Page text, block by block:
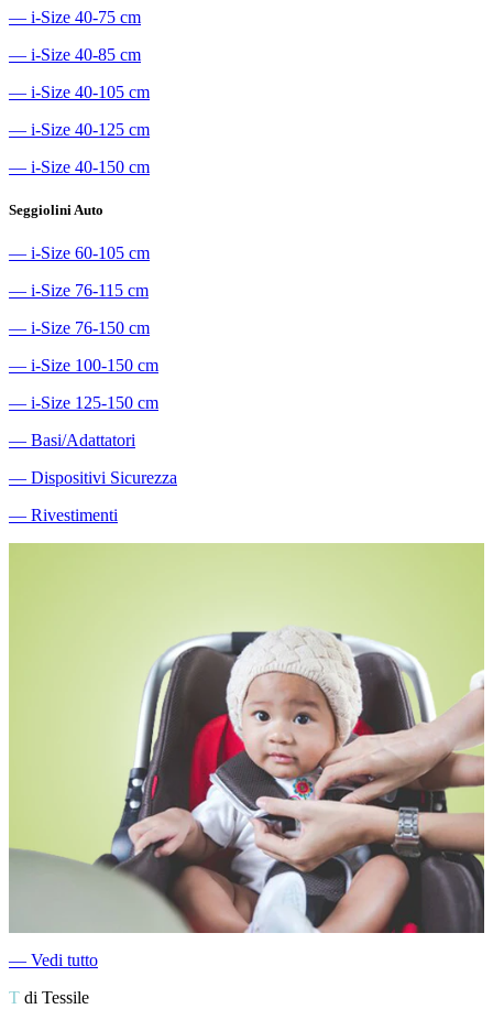
― i-Size 40-75 cm
― i-Size 40-85 cm
― i-Size 40-105 cm
― i-Size 40-125 cm
― i-Size 40-150 cm
Seggiolini Auto
― i-Size 60-105 cm
― i-Size 76-115 cm
― i-Size 76-150 cm
― i-Size 100-150 cm
― i-Size 125-150 cm
― Basi/Adattatori
― Dispositivi Sicurezza
― Rivestimenti
― Vedi tutto
T di Tessile